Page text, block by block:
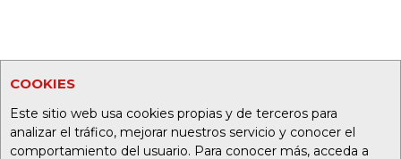
COOKIES
Este sitio web usa cookies propias y de terceros para
analizar el tráfico, mejorar nuestros servicio y conocer el
comportamiento del usuario. Para conocer más, acceda a